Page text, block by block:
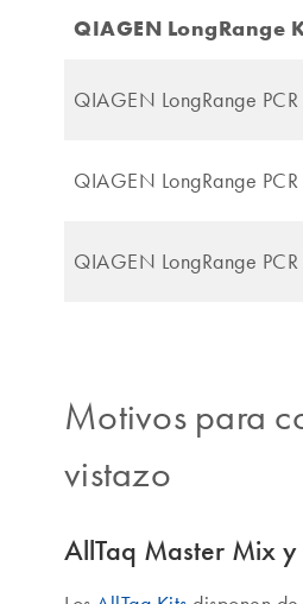
QIAGEN LongRange
QIAGEN LongRange
QIAGEN LongRange
QIAGEN LongRange
Motivos para
vistazo
AllTaq Master Mix y